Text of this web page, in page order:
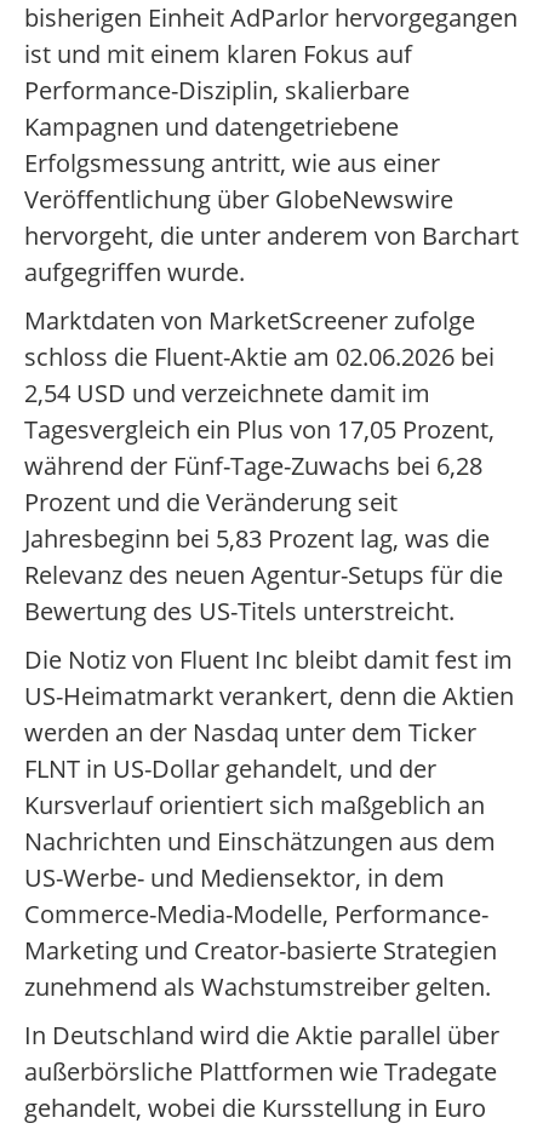
bisherigen Einheit AdParlor hervorgegangen
ist und mit einem klaren Fokus auf
Performance-Disziplin, skalierbare
Kampagnen und datengetriebene
Erfolgsmessung antritt, wie aus einer
Veröffentlichung über GlobeNewswire
hervorgeht, die unter anderem von Barchart
aufgegriffen wurde.
Marktdaten von MarketScreener zufolge
schloss die Fluent-Aktie am 02.06.2026 bei
2,54 USD und verzeichnete damit im
Tagesvergleich ein Plus von 17,05 Prozent,
während der Fünf-Tage-Zuwachs bei 6,28
Prozent und die Veränderung seit
Jahresbeginn bei 5,83 Prozent lag, was die
Relevanz des neuen Agentur-Setups für die
Bewertung des US-Titels unterstreicht.
Die Notiz von Fluent Inc bleibt damit fest im
US-Heimatmarkt verankert, denn die Aktien
werden an der Nasdaq unter dem Ticker
FLNT in US-Dollar gehandelt, und der
Kursverlauf orientiert sich maßgeblich an
Nachrichten und Einschätzungen aus dem
US-Werbe- und Mediensektor, in dem
Commerce-Media-Modelle, Performance-
Marketing und Creator-basierte Strategien
zunehmend als Wachstumstreiber gelten.
In Deutschland wird die Aktie parallel über
außerbörsliche Plattformen wie Tradegate
gehandelt, wobei die Kursstellung in Euro